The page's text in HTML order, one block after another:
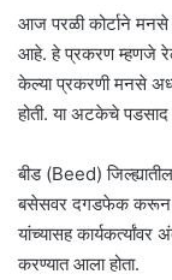
आज परळी कोर्टाने मनसे
आहे. हे प्रकरण म्हणजे
केल्या प्रकरणी मनसे
होती. या अटकेचे
बीड (Beed)
बसेसवर दगडफेक करून
यांच्यासह
करण्यात आला होता.